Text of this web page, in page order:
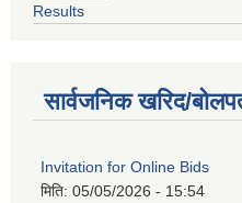
Results
सार्वजनिक खरिद/
Invitation for Online Bids
मिति: 05/05/2026 - 15:54